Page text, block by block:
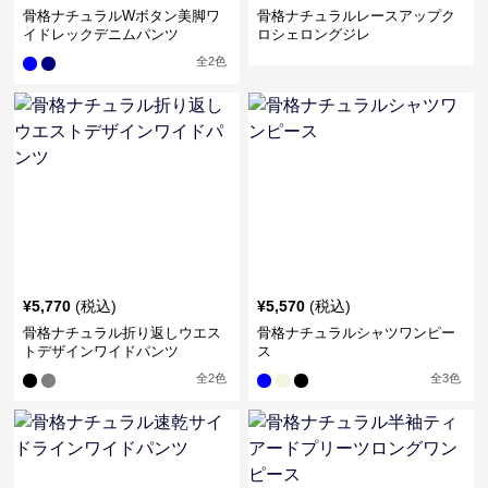
骨格ナチュラルWボタン美脚ワ
イドレックデニムパンツ
全2色
骨格ナチュラルレースアップク
ロシェロングジレ
¥5,770 (税込)
骨格ナチュラル折り返しウエス
トデザインワイドパンツ
全2色
¥5,570 (税込)
骨格ナチュラルシャツワンピー
ス
全3色